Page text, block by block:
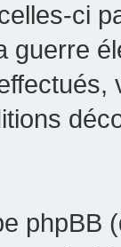
ci
guerre
phpBB